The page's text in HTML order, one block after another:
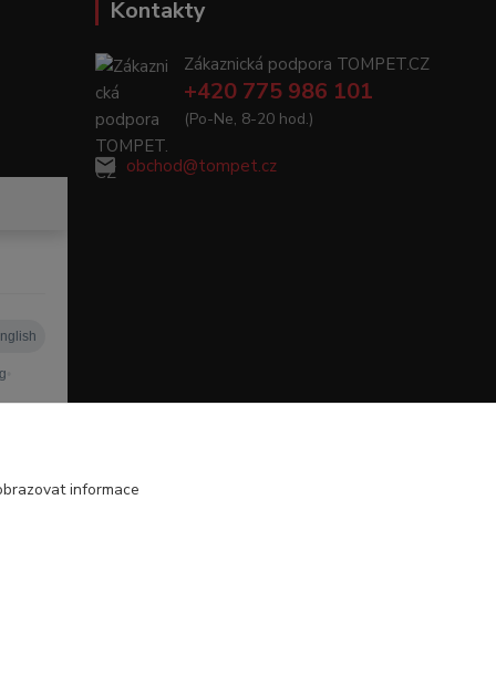
Kontakty
Zákaznická podpora TOMPET.CZ
+420 775 986 101
(Po-Ne, 8-20 hod.)
obchod@tompet.cz
informace